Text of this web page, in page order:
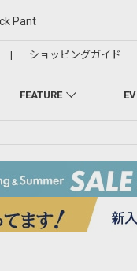
Pant
FEATURE
| ショッピングガイド